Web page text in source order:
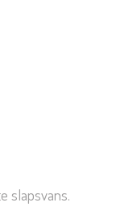
slapsvans.